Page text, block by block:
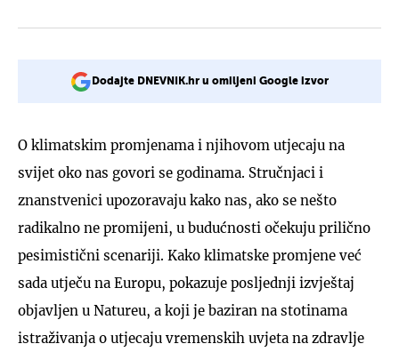
Dodajte DNEVNIK.hr u omiljeni Google izvor
O klimatskim promjenama i njihovom utjecaju na
svijet oko nas govori se godinama. Stručnjaci i
znanstvenici upozoravaju kako nas, ako se nešto
radikalno ne promijeni, u budućnosti očekuju prilično
pesimistični scenariji. Kako klimatske promjene već
sada utječu na Europu, pokazuje posljednji izvještaj
objavljen u Natureu, a koji je baziran na stotinama
istraživanja o utjecaju vremenskih uvjeta na zdravlje